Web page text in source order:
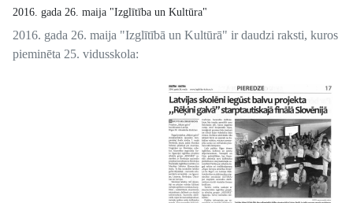
2016. gada 26. maija "Izglītība un Kultūra"
2016. gada 26. maija "Izglītībā un Kultūrā" ir daudzi raksti, kuros
pieminēta 25. vidusskola: